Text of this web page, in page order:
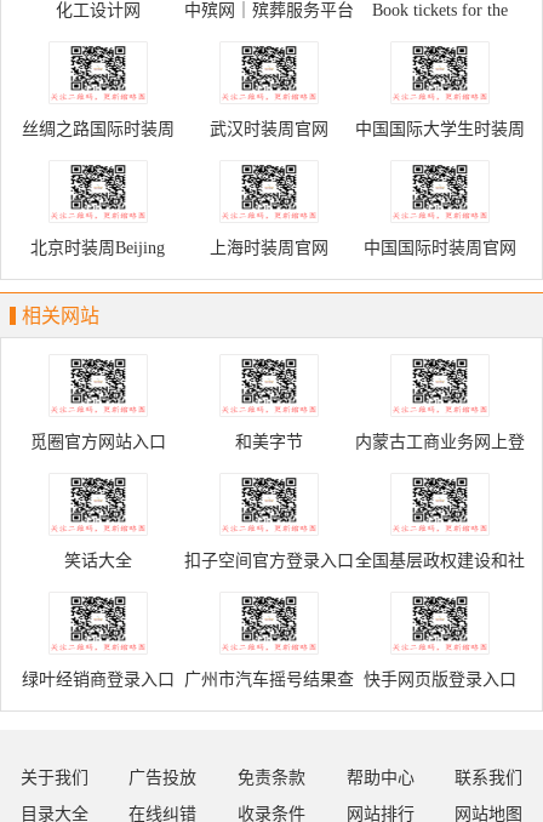
化工设计网 中殡网｜殡葬服务平台 Book tickets for the
Palace Museum
丝绸之路国际时装周 武汉时装周官网 中国国际大学生时装周
北京时装周Beijing
Fashion Week
上海时装周官网 中国国际时装周官网
相关网站
觅圈官方网站入口 和美字节 内蒙古工商业务网上登
记申请服务平台
笑话大全 扣子空间官方登录入口 全国基层政权建设和社
区治理信息系统
绿叶经销商登录入口 广州市汽车摇号结果查 快手网页版登录入口
关于我们 广告投放 免责条款 帮助中心
联系我们
目录大全
在线纠错 收录条件 网站排行 网站地图